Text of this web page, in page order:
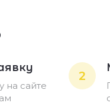
на сайте
2